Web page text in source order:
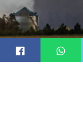
Do Sul ao
ciclone-